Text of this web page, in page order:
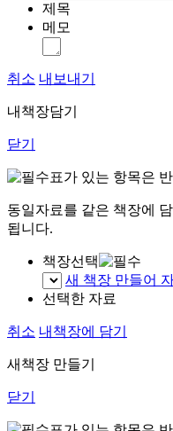
제목
메모
취소 내보내기
내책장담기
닫기
표가 있는 항목은
동일자료를 같은 책장에
됩니다.
책장선택
새 책장 만들어
선택한 자료
취소 내책장에 담기
새책장 만들기
닫기